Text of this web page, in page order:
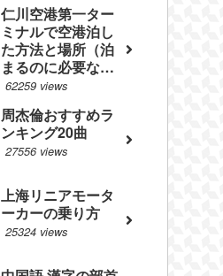
仁川空港第一ター
ミナルで空港泊し
た方法と場所（泊
まるのに必要なも
のやフロアマップ
62259 views
周杰倫おすすめラ
ンキング20曲
27556 views
上海リニアモータ
ーカーの乗り方
25324 views